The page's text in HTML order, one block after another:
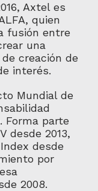
Axtel es
quien
fusión entre
una
creación de
interés.
Mundial de
Forma parte
desde 2013,
desde
por
2008.